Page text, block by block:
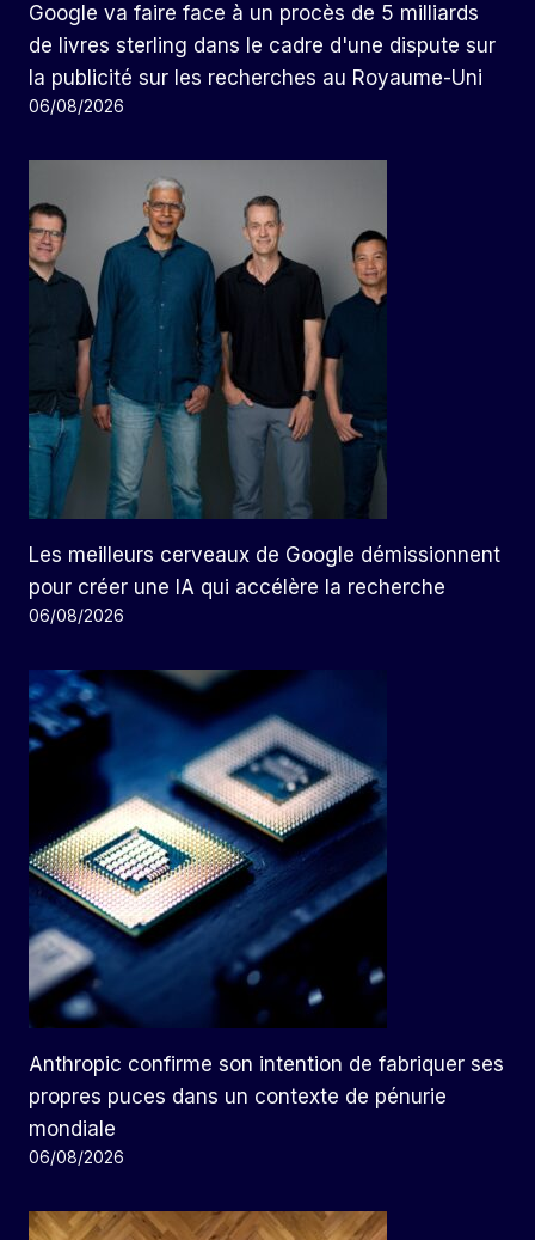
Google va faire face à un procès de 5 milliards
de livres sterling dans le cadre d'une dispute sur
la publicité sur les recherches au Royaume-Uni
06/08/2026
Les meilleurs cerveaux de Google démissionnent
pour créer une IA qui accélère la recherche
06/08/2026
Anthropic confirme son intention de fabriquer ses
propres puces dans un contexte de pénurie
mondiale
06/08/2026